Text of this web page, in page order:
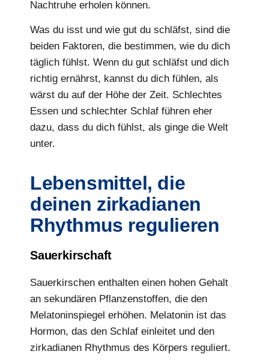
Nachtruhe erholen können.
Was du isst und wie gut du schläfst, sind die
beiden Faktoren, die bestimmen, wie du dich
täglich fühlst. Wenn du gut schläfst und dich
richtig ernährst, kannst du dich fühlen, als
wärst du auf der Höhe der Zeit. Schlechtes
Essen und schlechter Schlaf führen eher
dazu, dass du dich fühlst, als ginge die Welt
unter.
Lebensmittel, die
deinen zirkadianen
Rhythmus regulieren
Sauerkirschaft
Sauerkirschen enthalten einen hohen Gehalt
an sekundären Pflanzenstoffen, die den
Melatoninspiegel erhöhen. Melatonin ist das
Hormon, das den Schlaf einleitet und den
zirkadianen Rhythmus des Körpers reguliert.